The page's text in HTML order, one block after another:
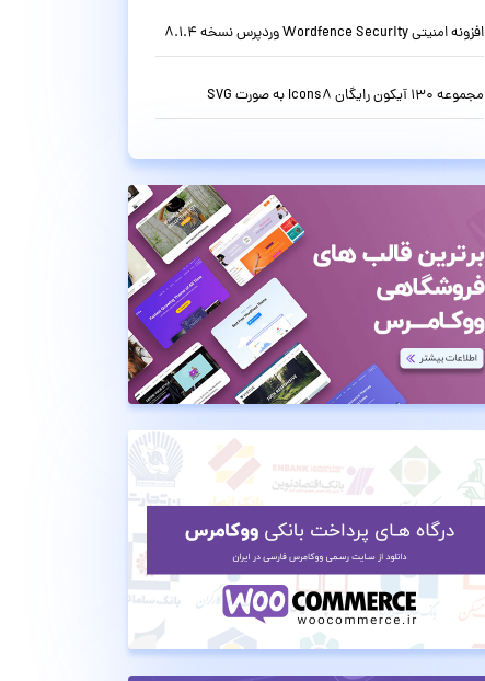
افزونه امنیتی Wordfence Security وردپرس نسخه 8.1.4
مجموعه 130 آیکون رایگان Icons8 به صورت SVG